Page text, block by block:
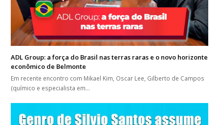
ADL Group: a força do Brasil nas terras raras e o novo horizonte
econômico de Belmonte
Em recente encontro com Mikael Kim, Oscar Lee, Gilberto de Campos
(químico e especialista em…